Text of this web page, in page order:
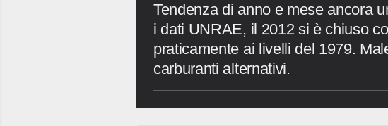
Tendenza di anno e mese ancora
i dati UNRAE, il 2012 si è chiuso
praticamente ai livelli del 1979.
carburanti alternativi.